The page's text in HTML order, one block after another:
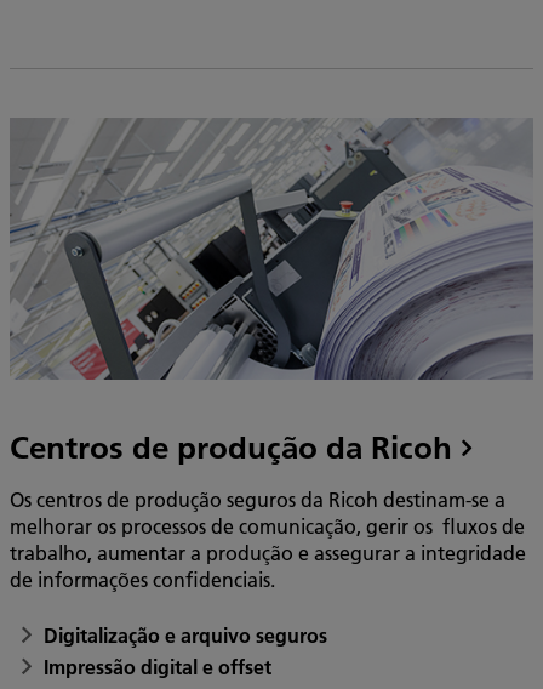
Centros de produção da Ricoh
Os centros de produção seguros da Ricoh destinam-se a
melhorar os processos de comunicação, gerir os fluxos de
trabalho, aumentar a produção e assegurar a integridade
de informações confidenciais.
Digitalização e arquivo seguros
Impressão digital e offset